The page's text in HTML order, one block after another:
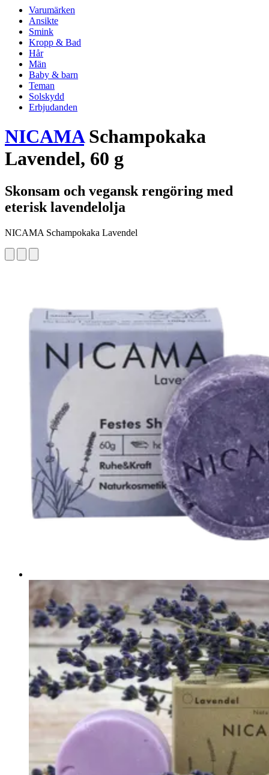
Varumärken
Ansikte
Smink
Kropp & Bad
Hår
Män
Baby & barn
Teman
Solskydd
Erbjudanden
NICAMASchampokaka
Lavendel, 60 g
Skonsam och vegansk rengöring med
eterisk lavendelolja
NICAMA Schampokaka Lavendel